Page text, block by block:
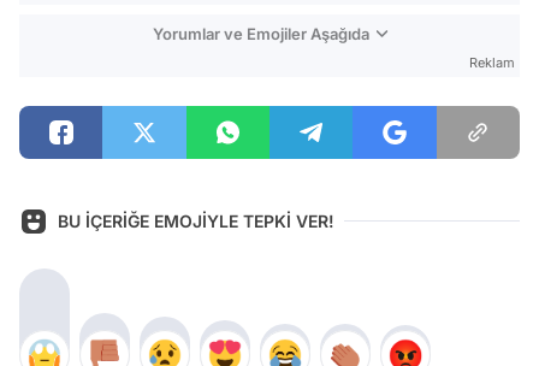
Yorumlar ve Emojiler Aşağıda
Reklam
BU İÇERİĞE EMOJİYLE TEPKİ VER!